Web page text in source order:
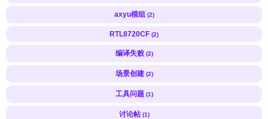
axyu模组 (2)
RTL8720CF (2)
编译失败 (2)
场景创建 (2)
工具问题 (1)
讨论帖 (1)